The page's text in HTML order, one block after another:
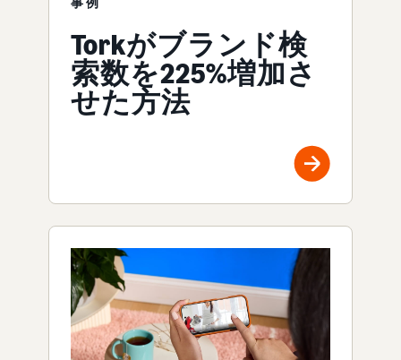
Torkがブランド検
索数を225%増加さ
せた方法